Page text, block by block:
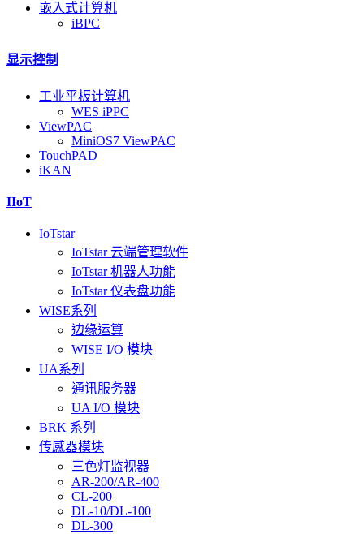
嵌入式计算机
iBPC
显示控制
工业平板计算机
WES iPPC
ViewPAC
MiniOS7 ViewPAC
TouchPAD
iKAN
IIoT
IoTstar
IoTstar 云端管理软件
IoTstar 机器人功能
IoTstar 仪表盘功能
WISE系列
边缘运算
WISE I/O 模块
UA系列
通讯服务器
UA I/O 模块
BRK 系列
传感器模块
三色灯监视器
AR-200/AR-400
CL-200
DL-10/DL-100
DL-300